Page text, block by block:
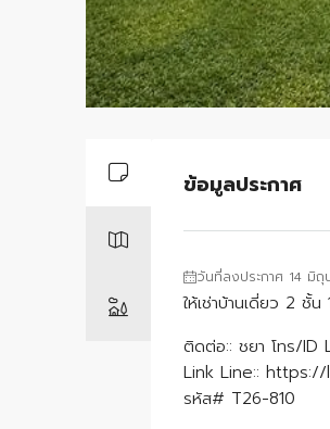
ข้อมูลประกาศ
วันที่ลงประกาศ 14 มิ
ให้เช่าบ้านเดี่ยว 2
ติดต่อ:: ชยา โทร/ID
Link Line::
รหัส# T26-810